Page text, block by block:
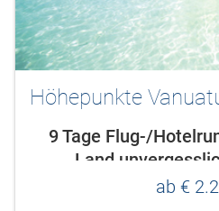
Höhepunkte
9 Tage Flug-/
Land
ab €